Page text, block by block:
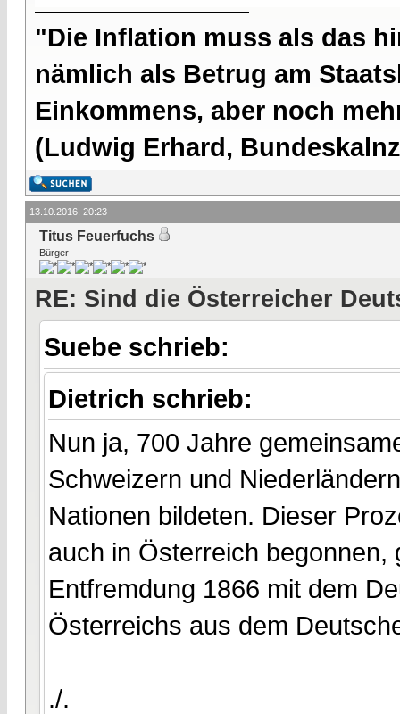
"Die Inflation muss als das
nämlich als Betrug am
Einkommens, aber noch
(Ludwig Erhard,
13.10.2016, 20:23
Titus Feuerfuchs
Bürger
RE: Sind die Österreicher
Suebe schrieb:
Dietrich schrieb:
Nun ja, 700 Jahre
Schweizern und
Nationen bildeten. Dieser
auch in Österreich
Entfremdung 1866 mit dem
Österreichs aus dem
./.